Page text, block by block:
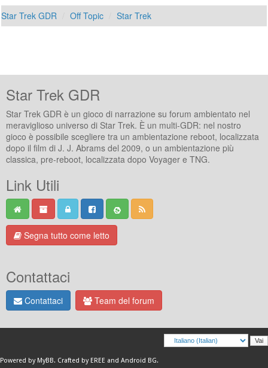
Star Trek GDR Off Topic Star Trek
Star Trek GDR
Star Trek GDR è un gioco di narrazione su forum ambientato nel
meraviglioso universo di Star Trek. È un multi-GDR: nel nostro
gioco è possibile scegliere tra un ambientazione reboot, localizzata
dopo il film di J. J. Abrams del 2009, o un ambientazione più
classica, pre-reboot, localizzata dopo Voyager e TNG.
Link Utili
Segna tutto come letto
Contattaci
Contattaci Team del forum
Powered by MyBB. Crafted by EREE and Android BG.